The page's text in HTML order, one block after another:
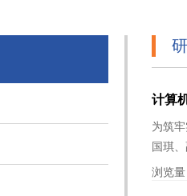
计算
为筑
国琪
浏览